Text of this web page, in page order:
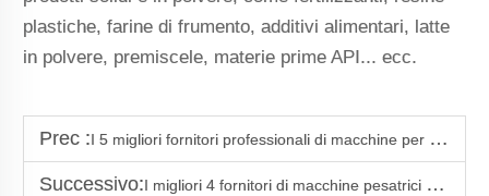
plastiche, farine di frumento, additivi alimentari, latte
in polvere, premiscele, materie prime API... ecc.
Prec :I 5 migliori fornitori professionali di macchine per il riempimento di polveri
Successivo:I migliori 4 fornitori di macchine pesatrici per confezionamento in Thailandia